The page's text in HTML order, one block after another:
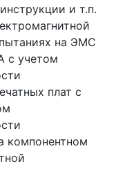
и т.п.
на ЭМС
с учетом
плат с
компонентном